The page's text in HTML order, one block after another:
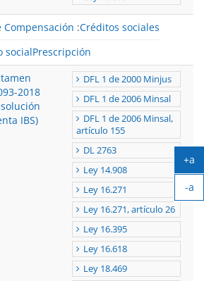
Compensación :Créditos sociales
socialPrescripción
2018
IBS)
DFL 1 de 2000 Minjus
DFL 1 de 2006 Minsal
DFL 1 de 2006 Minsal,
artículo 155
DL 2763
Ley 14.908
Ley 16.271
Ley 16.271, artículo 26
Ley 16.395
Ley 16.618
Ley 18.469
+a
-a